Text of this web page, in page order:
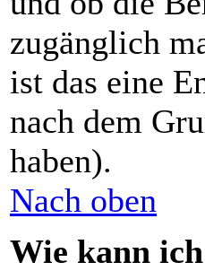
zugänglich
ist das eine
nach dem
haben).
Nach oben
Wie kann